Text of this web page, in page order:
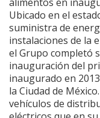
Ubicado en el
suministra de
instalaciones de la
el Grupo completó
inauguración del
inaugurado en
la Ciudad de
vehículos de